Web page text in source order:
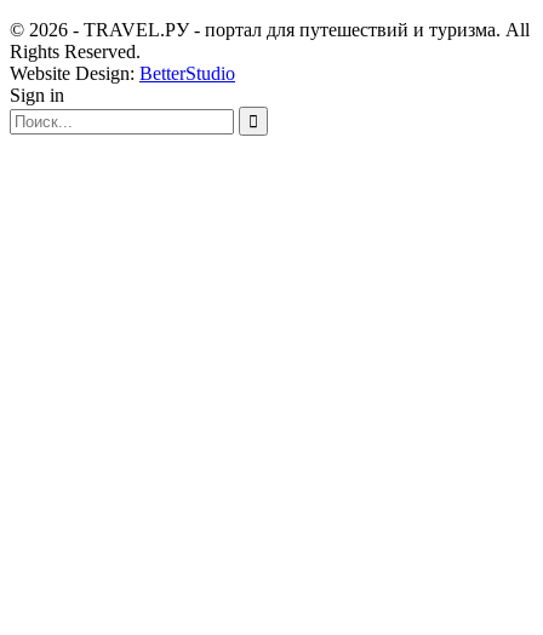
© 2026 - TRAVEL.РУ - портал для путешествий и туризма. All
Rights Reserved.
Website Design: BetterStudio
Sign in